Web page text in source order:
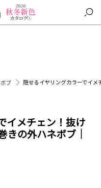
ボブ 隠せるイヤリングカラーでイ
イメチェン！抜け
きの外ハネボブ｜